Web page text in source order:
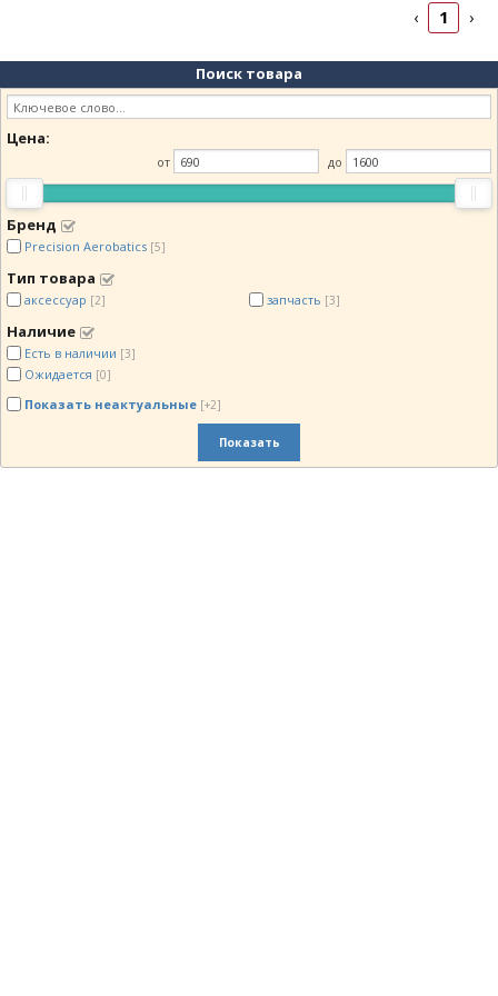
‹ 1 ›
Поиск товара
Цена:
от до
Бренд
Precision Aerobatics [5]
Тип товара
аксессуар [2] запчасть [3]
Наличие
Есть в наличии [3]
Ожидается [0]
Показать неактуальные [+2]
Показать